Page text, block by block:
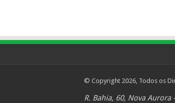
© Copyright 2026, Todos os
R. Bahia, 60, Nova Aurora